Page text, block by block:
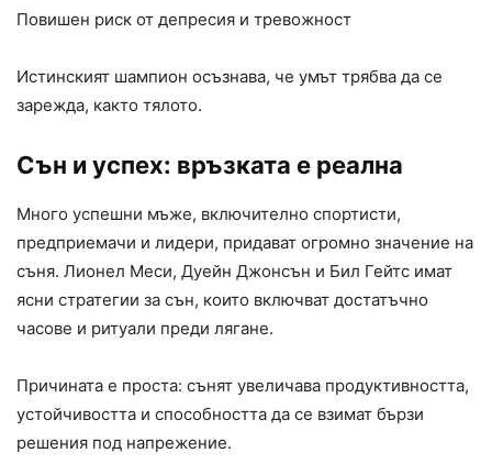
Повишен риск от депресия и тревожност
Истинският шампион осъзнава, че умът трябва да се
зарежда, както тялото.
Сън и успех: връзката е реална
Много успешни мъже, включително спортисти,
предприемачи и лидери, придават огромно значение на
съня. Лионел Меси, Дуейн Джонсън и Бил Гейтс имат
ясни стратегии за сън, които включват достатъчно
часове и ритуали преди лягане.
Причината е проста: сънят увеличава продуктивността,
устойчивостта и способността да се взимат бързи
решения под напрежение.